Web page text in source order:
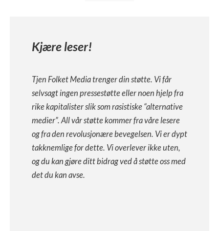
Kjære leser!
Tjen Folket Media trenger din støtte. Vi får
selvsagt ingen pressestøtte eller noen hjelp fra
rike kapitalister slik som rasistiske “alternative
medier”. All vår støtte kommer fra våre lesere
og fra den revolusjonære bevegelsen. Vi er dypt
takknemlige for dette. Vi overlever ikke uten,
og du kan gjøre ditt bidrag ved å støtte oss med
det du kan avse.